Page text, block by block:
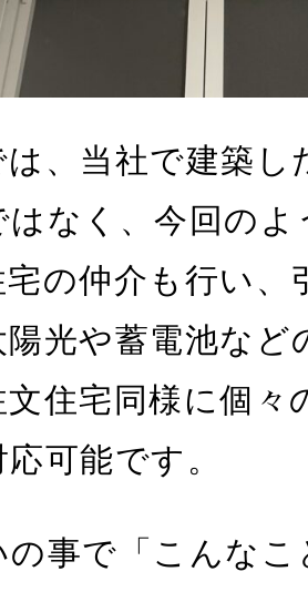
は、当社で建築し
はなく、今回のよ
宅の仲介も行い、
陽光や蓄電池など
文住宅同様に個々
可能です。
の事で「こんな